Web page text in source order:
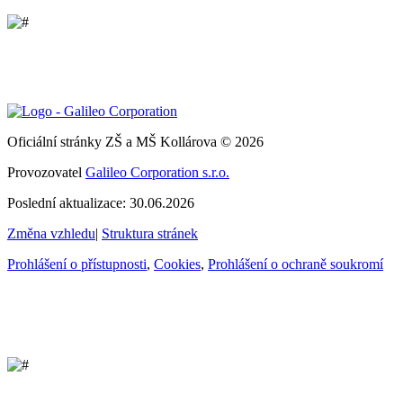
Oficiální stránky ZŠ a MŠ Kollárova © 2026
Provozovatel Galileo Corporation s.r.o.
Poslední aktualizace: 30.06.2026
Změna vzhledu Struktura stránek
Prohlášení o přístupnosti, Cookies, Prohlášení o ochraně soukromí